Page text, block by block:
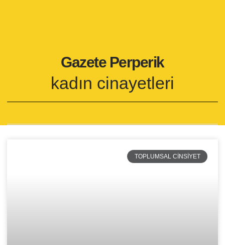
Gazete Perperik
kadın cinayetleri
TOPLUMSAL CINSIYET